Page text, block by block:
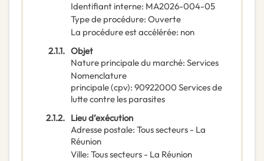
Identifiant interne: MA2026-004-05
Type de procédure: Ouverte
La procédure est accélérée: non
2.1.1. Objet
Nature principale du marché: Services
Nomenclature
principale(cpv): 90922000 Services de
lutte contre les parasites
2.1.2. Lieu d’exécution
Adresse postale: Tous secteurs - La
Réunion
Ville: Tous secteurs - La Réunion